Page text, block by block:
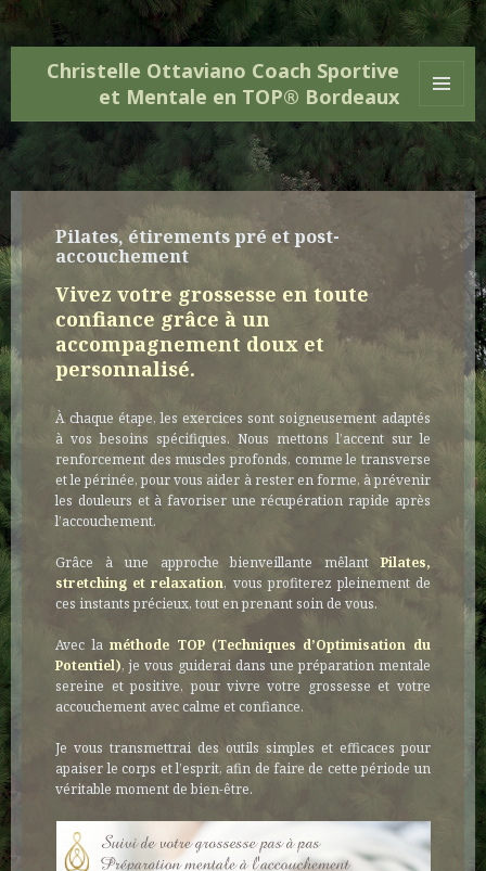
Christelle Ottaviano Coach Sportive
et Mentale en TOP® Bordeaux
ET
WIDGETS
Pilates, étirements pré et post-
accouchement
Vivez votre grossesse en toute
confiance grâce à un
accompagnement doux et
personnalisé.
À chaque étape, les exercices sont soigneusement adaptés
à vos besoins spécifiques. Nous mettons l’accent sur le
renforcement des muscles profonds, comme le transverse
et le périnée, pour vous aider à rester en forme, à prévenir
les douleurs et à favoriser une récupération rapide après
l’accouchement.
Grâce à une approche bienveillante mêlant Pilates,
stretching et relaxation, vous profiterez pleinement de
ces instants précieux, tout en prenant soin de vous.
Avec laméthode TOP (Techniques d’Optimisation du
Potentiel), je vous guiderai dans une préparation mentale
sereine et positive, pour vivre votre grossesse et votre
accouchement avec calme et confiance.
Je vous transmettrai des outils simples et efficaces pour
apaiser le corps et l’esprit, afin de faire de cette période un
véritable moment de bien-être.